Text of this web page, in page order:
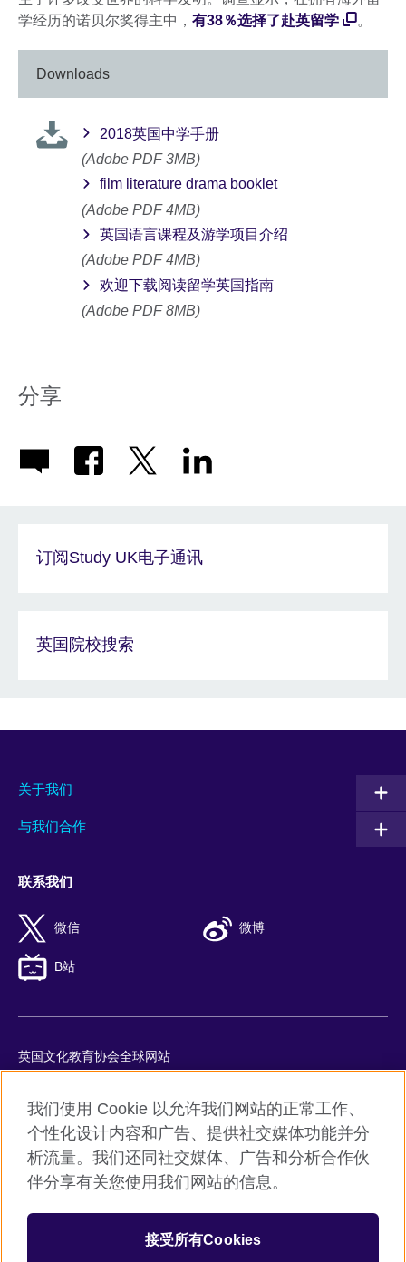
学经历的诺贝尔奖得主中， 有38％选择了赴英留学 。
Downloads
2018英国中学手册
(Adobe PDF 3MB)
film literature drama booklet
(Adobe PDF 4MB)
英国语言课程及游学项目介绍
(Adobe PDF 4MB)
欢迎下载阅读留学英国指南
(Adobe PDF 8MB)
分享
订阅Study UK电子通讯
英国院校搜索
关于我们
与我们合作
联系我们
微信 微博
B站
英国文化教育协会全球网站
Cookie
网站地图
ICP number: 京ICP备10044692号-8
京公网安备11010502045859号
我们使用 Cookie 以允许我们网站的正常工作、
个性化设计内容和广告、提供社交媒体功能并分
析流量。我们还同社交媒体、广告和分析合作伙
伴分享有关您使用我们网站的信息。
接受所有Cookies